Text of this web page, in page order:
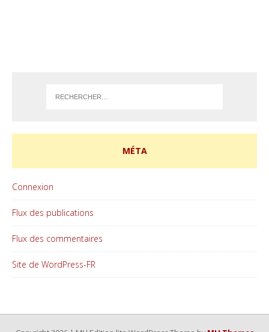
MÉTA
Connexion
Flux des publications
Flux des commentaires
Site de WordPress-FR